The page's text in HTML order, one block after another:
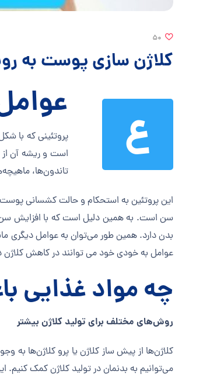
50
کلاژن سازی پوست به
ع
پروتئینی که با
است و ریشه آن
تاندون‌ها،
این پروتئین به استحکام و حالت کشسانی
سن است. به همین دلیل است که با افزایش
بدن دارد. همین طور می‌توان به عوامل دیگری
عوامل به خودی خود می توانند در کاهش کلاژن
چه مواد غذایی
روش‌های مختلف برای تولید کلاژن بیشتر
کلاژن‌ها از پیش ساز کلاژن یا پرو کلاژن‌ها به
می‌توانیم به بدنمان در تولید کلاژن کمک کنیم.